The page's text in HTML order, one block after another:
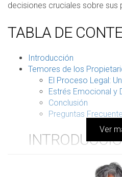
decisiones cruciales sobre sus
TABLA DE
Introducción
Temores de los
El Proceso Legal:
Estrés Emocional y
Conclusión
Preguntas
La situación de tener una
Ver